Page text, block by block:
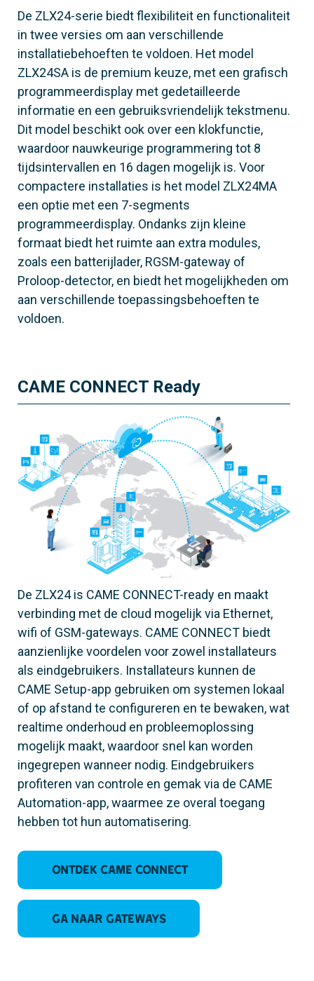
De ZLX24-serie biedt flexibiliteit en functionaliteit
in twee versies om aan verschillende
installatiebehoeften te voldoen. Het model
ZLX24SA is de premium keuze, met een grafisch
programmeerdisplay met gedetailleerde
informatie en een gebruiksvriendelijk tekstmenu.
Dit model beschikt ook over een klokfunctie,
waardoor nauwkeurige programmering tot 8
tijdsintervallen en 16 dagen mogelijk is. Voor
compactere installaties is het model ZLX24MA
een optie met een 7-segments
programmeerdisplay. Ondanks zijn kleine
formaat biedt het ruimte aan extra modules,
zoals een batterijlader, RGSM-gateway of
Proloop-detector, en biedt het mogelijkheden om
aan verschillende toepassingsbehoeften te
voldoen.
CAME CONNECT Ready
De ZLX24 is CAME CONNECT-ready en maakt
verbinding met de cloud mogelijk via Ethernet,
wifi of GSM-gateways. CAME CONNECT biedt
aanzienlijke voordelen voor zowel installateurs
als eindgebruikers. Installateurs kunnen de
CAME Setup-app gebruiken om systemen lokaal
of op afstand te configureren en te bewaken, wat
realtime onderhoud en probleemoplossing
mogelijk maakt, waardoor snel kan worden
ingegrepen wanneer nodig. Eindgebruikers
profiteren van controle en gemak via de CAME
Automation-app, waarmee ze overal toegang
hebben tot hun automatisering.
Ontdek CAME CONNECT
Ga naar Gateways